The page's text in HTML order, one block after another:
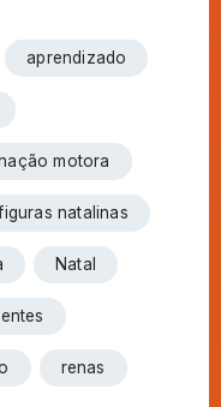
aprendizado
motora
natalinas
Natal
renas